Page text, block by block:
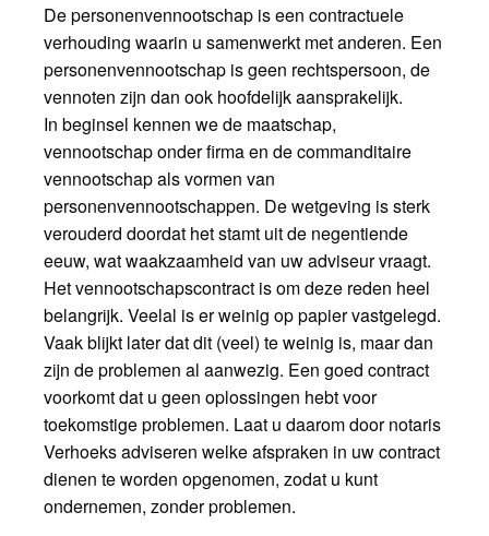
De personenvennootschap is een contractuele
verhouding waarin u samenwerkt met anderen. Een
personenvennootschap is geen rechtspersoon, de
vennoten zijn dan ook hoofdelijk aansprakelijk.
In beginsel kennen we de maatschap,
vennootschap onder firma en de commanditaire
vennootschap als vormen van
personenvennootschappen. De wetgeving is sterk
verouderd doordat het stamt uit de negentiende
eeuw, wat waakzaamheid van uw adviseur vraagt.
Het vennootschapscontract is om deze reden heel
belangrijk. Veelal is er weinig op papier vastgelegd.
Vaak blijkt later dat dit (veel) te weinig is, maar dan
zijn de problemen al aanwezig. Een goed contract
voorkomt dat u geen oplossingen hebt voor
toekomstige problemen. Laat u daarom door notaris
Verhoeks adviseren welke afspraken in uw contract
dienen te worden opgenomen, zodat u kunt
ondernemen, zonder problemen.